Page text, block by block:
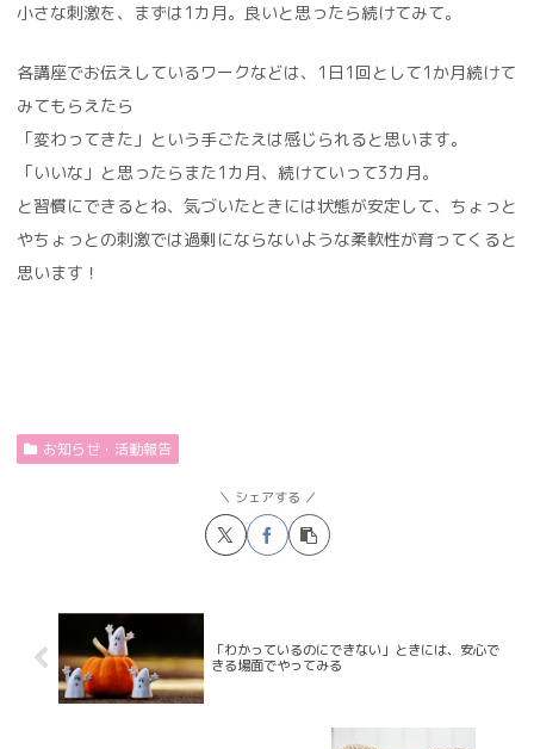
小さな刺激を、まずは1カ月。良いと思ったら続けてみて。
各講座でお伝えしているワークなどは、1日1回として1か月続けて
みてもらえたら
「変わってきた」という手ごたえは感じられると思います。
「いいな」と思ったらまた1カ月、続けていって3カ月。
と習慣にできるとね、気づいたときには状態が安定して、ちょっと
やちょっとの刺激では過剰にならないような柔軟性が育ってくると
思います！
お知らせ・活動報告
シェアする
「わかっているのにできない」ときには、安心で
きる場面でやってみる